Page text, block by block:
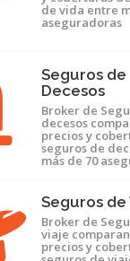
de vida entre
aseguradoras
Seguros de
Decesos
Broker de
decesos
precios y
seguros de
más de 70
Seguros de
Broker de
viaje
precios y